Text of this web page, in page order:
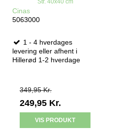
Cinas
5063000
1 - 4 hverdages
levering eller afhent i
Hillerød 1-2 hverdage
349,95 Kr.
249,95 Kr.
VIS PRODUKT